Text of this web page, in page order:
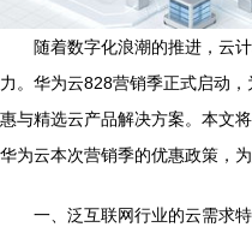
随着数字化浪潮的推进，云
力。华为云828营销季正式启动
惠与精选云产品解决方案。本文
华为云本次营销季的优惠政策，
一、泛互联网行业的云需求